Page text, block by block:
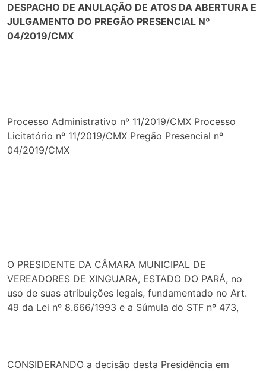
DESPACHO DE ANULAÇÃO DE ATOS DA ABERTURA E
JULGAMENTO DO PREGÃO PRESENCIAL Nº
04/2019/CMX
Processo Administrativo nº 11/2019/CMX Processo
Licitatório nº 11/2019/CMX Pregão Presencial nº
04/2019/CMX
O PRESIDENTE DA CÂMARA MUNICIPAL DE
VEREADORES DE XINGUARA, ESTADO DO PARÁ, no
uso de suas atribuições legais, fundamentado no Art.
49 da Lei nº 8.666/1993 e a Súmula do STF nº 473,
CONSIDERANDO a decisão desta Presidência em